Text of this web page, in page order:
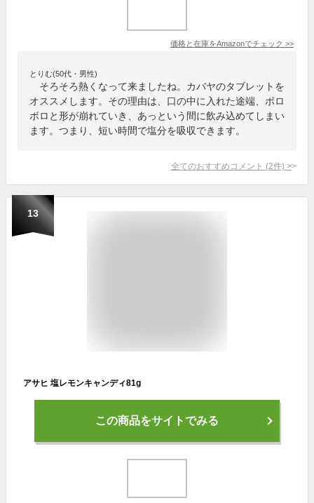
価格と在庫をAmazonでチェック >>
とりむ(50代・男性)
そろそろ熱くなって来ましたね。カバヤのタブレットを
オススメします。その理由は、口の中に入れた途端、ボロ
ボロと形が崩れていき、あっという間に飲み込めてしまい
ます。つまり、短い時間で塩分を吸収できます。
全てのおすすめコメント (2件) >
13
アサヒ 塩レモンキャンディ81g
この商品をサイトでみる